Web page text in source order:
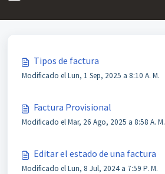
Tipos de factura
Modificado el Lun, 1 Sep, 2025 a 8:10 A. M.
Factura Provisional
Modificado el Mar, 26 Ago, 2025 a 8:58 A. M.
Editar el estado de una factura
Modificado el Lun, 8 Jul, 2024 a 7:59 P. M.